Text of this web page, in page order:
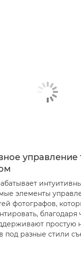
управление
элементы
фотографов,
простую
под разные стили